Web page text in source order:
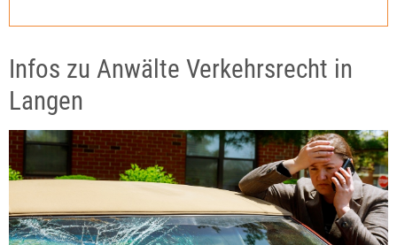
Infos zu Anwälte Verkehrsrecht in
Langen